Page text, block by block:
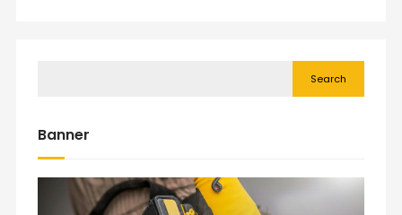
Search
Banner